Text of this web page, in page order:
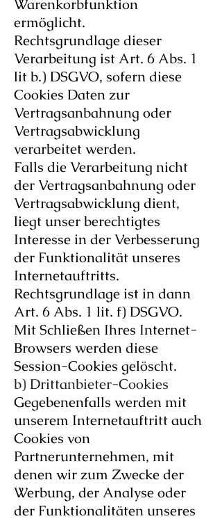
Warenkorbfunktion
ermöglicht.
Rechtsgrundlage dieser
Verarbeitung ist Art. 6 Abs. 1
lit b.) DSGVO, sofern diese
Cookies Daten zur
Vertragsanbahnung oder
Vertragsabwicklung
verarbeitet werden.
Falls die Verarbeitung nicht
der Vertragsanbahnung oder
Vertragsabwicklung dient,
liegt unser berechtigtes
Interesse in der Verbesserung
der Funktionalität unseres
Internetauftritts.
Rechtsgrundlage ist in dann
Art. 6 Abs. 1 lit. f) DSGVO.
Mit Schließen Ihres Internet-
Browsers werden diese
Session-Cookies gelöscht.
b) Drittanbieter-Cookies
Gegebenenfalls werden mit
unserem Internetauftritt auch
Cookies von
Partnerunternehmen, mit
denen wir zum Zwecke der
Werbung, der Analyse oder
der Funktionalitäten unseres